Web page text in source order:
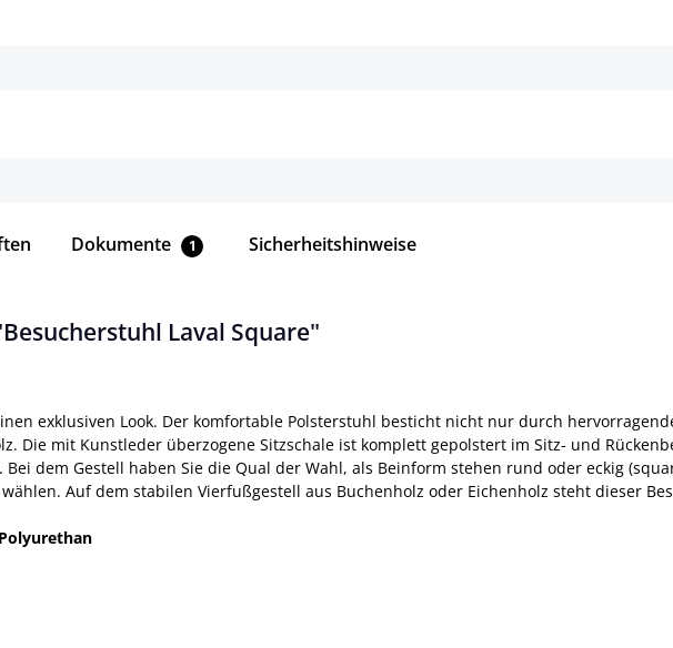
Dokumente 1 Sicherheitshinweise
Laval Square"
exklusiven Look. Der komfortable Polsterstuhl besticht nicht nur durch
Die mit Kunstleder überzogene Sitzschale ist komplett gepolstert im Sitz- und
dem Gestell haben Sie die Qual der Wahl, als Beinform stehen rund oder eckig
Auf dem stabilen Vierfußgestell aus Buchenholz oder Eichenholz steht dieser